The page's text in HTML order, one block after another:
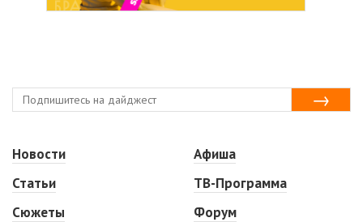
Новости
Статьи
Сюжеты
Афиша
ТВ-Программа
Форум